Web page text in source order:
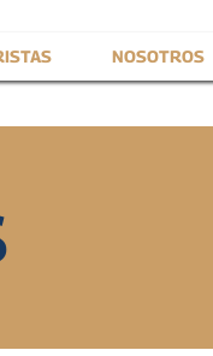
NOSOTROS